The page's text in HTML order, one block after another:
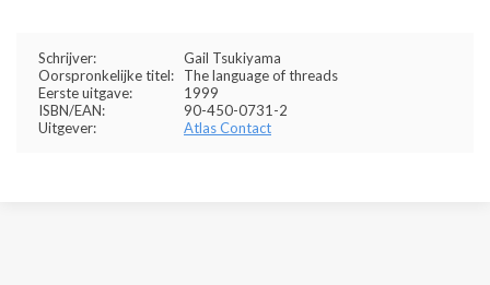
Schrijver:
Gail Tsukiyama
Oorspronkelijke titel:
The language of threads
Eerste uitgave:
1999
ISBN/EAN:
90-450-0731-2
Uitgever:
Atlas Contact